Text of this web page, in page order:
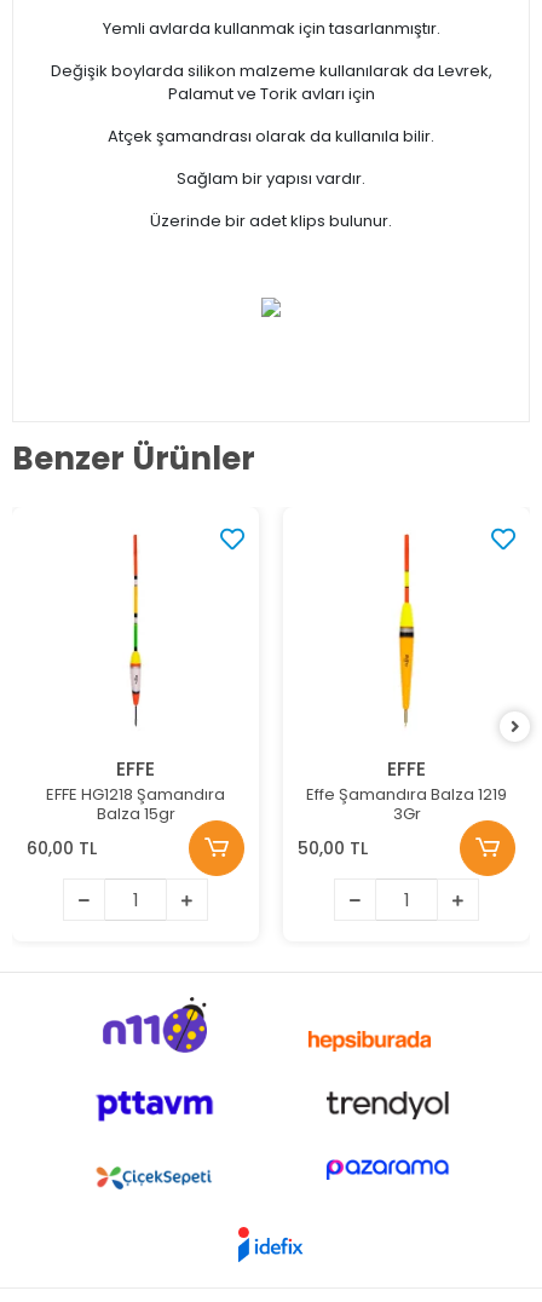
Yemli avlarda kullanmak için tasarlanmıştır.
Değişik boylarda silikon malzeme kullanılarak da Levrek,
Palamut ve Torik avları için
Atçek şamandrası olarak da kullanıla bilir.
Sağlam bir yapısı vardır.
Üzerinde bir adet klips bulunur.
Benzer Ürünler
EFFE
EFFE HG1218 Şamandıra
Balza 15gr
60,00 TL
EFFE
Effe Şamandıra Balza 1219
3Gr
50,00 TL